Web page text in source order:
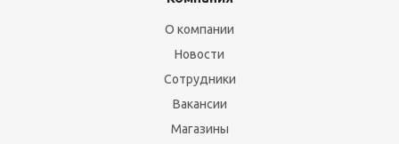
О компании
Новости
Сотрудники
Вакансии
Магазины